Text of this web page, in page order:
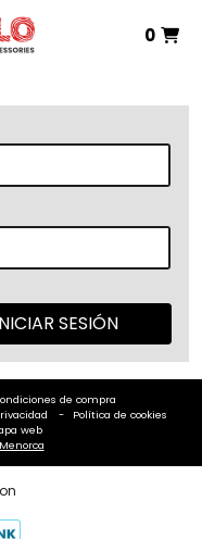
0
VER CESTA
SESIÓN
de compra
Política de cookies
web